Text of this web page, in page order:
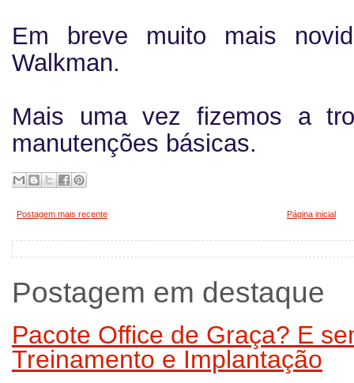
Em breve muito mais
Walkman.
Mais uma vez fizemos a
manutenções básicas.
Postagem mais recente Página inicial
Postagem em destaque
Pacote Office de Graça? E
Treinamento e Implantação